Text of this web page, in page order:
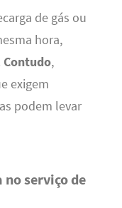
de gás ou
hora,
Contudo,
exigem
podem levar
no serviço de